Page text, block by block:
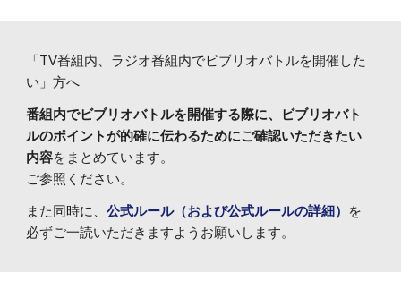
「TV番組内、ラジオ番組内でビブリオバトルを開催した
い」方へ
番組内でビブリオバトルを開催する際に、ビブリオバト
ルのポイントが的確に伝わるためにご確認いただきたい
内容をまとめています。
ご参照ください。
また同時に、公式ルール（および公式ルールの詳細） を
必ずご一読いただきますようお願いします。